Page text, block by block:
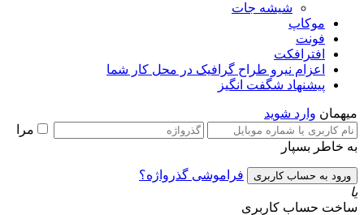
شیشه جات
موکاپ
فونت
افترافکت
اعزام نیرو طراح گرافیک در محل کار شما
پیشنهاد شگفت انگیز
میهمان وارد شوید
مرا
به خاطر بسپار
فراموشی گذرواژه؟
یا
ساخت حساب کاربری